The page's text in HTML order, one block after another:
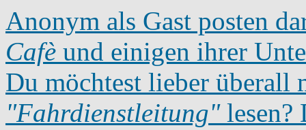
Anonym als Gast posten
Cafè und einigen ihrer
Du möchtest lieber überall
"Fahrdienstleitung"lesen?